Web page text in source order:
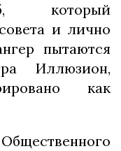
который
и лично
пытаются
Иллюзион,
как